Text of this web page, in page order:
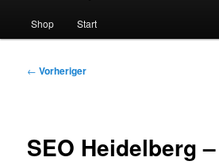
Shop Start
Beitragsnavigation
← Vorheriger
SEO Heidelberg